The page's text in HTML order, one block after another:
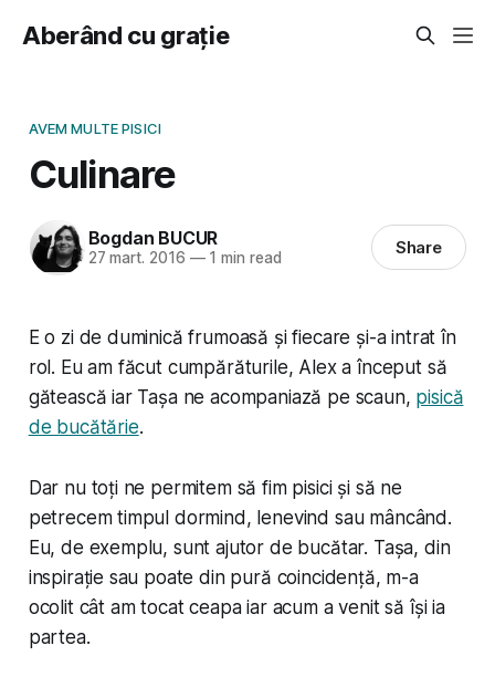
Aberând cu grație
AVEM MULTE PISICI
Culinare
Bogdan BUCUR
27 mart. 2016 —1 min read Share
E o zi de duminică frumoasă și fiecare și-a intrat în
rol. Eu am făcut cumpărăturile, Alex a început să
gătească iar Tașa ne acompaniază pe scaun, pisică
de bucătărie.
Dar nu toți ne permitem să fim pisici și să ne
petrecem timpul dormind, lenevind sau mâncând.
Eu, de exemplu, sunt ajutor de bucătar. Tașa, din
inspirație sau poate din pură coincidență, m-a
ocolit cât am tocat ceapa iar acum a venit să își ia
partea.